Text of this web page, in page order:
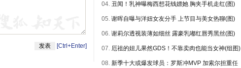
[Ctrl+Enter]
04. 丑闻！乳神曝梅西想花钱嫖她 胸夹手机走红(图)
05. 谢晖自曝与洋妞女友分手 上节目与美女热聊(图)
06. 谢莉尔透视装薄如细丝 露豪乳嘟红唇秀黑丝(图)
07. 厄祖的妞儿果然GDS！不靠卖肉也能当女神(组图)
08. 新季十大或爆发球员：罗斯冲MVP 加索尔担重任